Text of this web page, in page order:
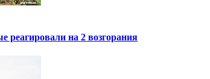
реагировали на 2 возгорания